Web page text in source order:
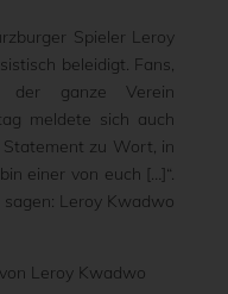
Spieler Leroy
beleidigt. Fans,
der ganze Verein
meldete sich auch
zu Wort, in
einer von euch […]“.
Leroy Kwadwo
Leroy Kwadwo